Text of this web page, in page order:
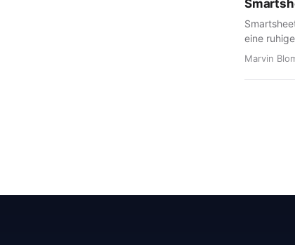
eine
Marvin